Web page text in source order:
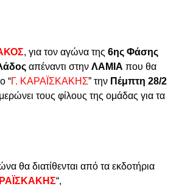
, για τον αγώνα της 6ης Φάσης
απέναντι στην ΛΑΜΙΑ που θα
“Γ. ΚΑΡΑΪΣΚΑΚΗΣ” την Πέμπτη 28/2
τους φίλους της ομάδας για τα
θα διατίθενται από τα εκδοτήρια
“,